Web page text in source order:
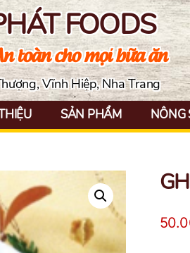
FOODS
toàn cho mọi bữa ăn
Vĩnh Hiệp, Nha Trang
SẢN PHẨM NÔNG